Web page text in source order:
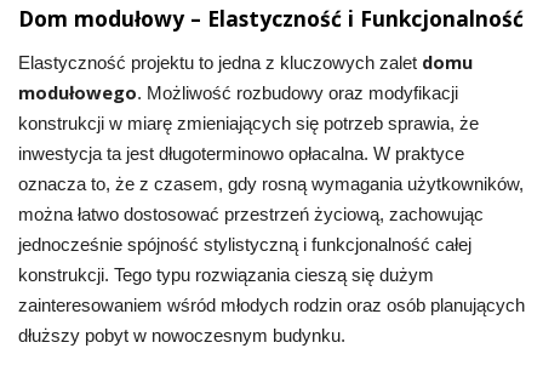
Dom modułowy – Elastyczność i Funkcjonalność
Elastyczność projektu to jedna z kluczowych zalet domu
modułowego. Możliwość rozbudowy oraz modyfikacji
konstrukcji w miarę zmieniających się potrzeb sprawia, że
inwestycja ta jest długoterminowo opłacalna. W praktyce
oznacza to, że z czasem, gdy rosną wymagania użytkowników,
można łatwo dostosować przestrzeń życiową, zachowując
jednocześnie spójność stylistyczną i funkcjonalność całej
konstrukcji. Tego typu rozwiązania cieszą się dużym
zainteresowaniem wśród młodych rodzin oraz osób planujących
dłuższy pobyt w nowoczesnym budynku.